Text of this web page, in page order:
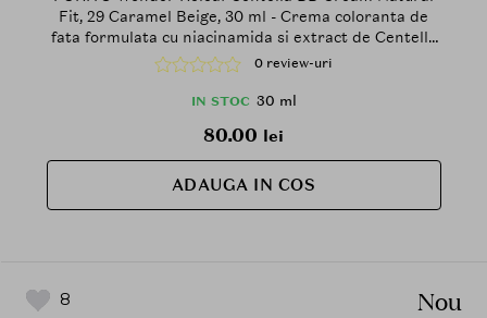
Fit, 29 Caramel Beige, 30 ml - Crema coloranta de
fata formulata cu niacinamida si extract de Centella
Asiatica, care contribuie la estomparea vizuala a
rosetii si a imperfectiunilor si la mentinerea unui
aspect uniform al tenului, SPF30 PA+++
0 review-uri
IN STOC 30 ml
80.00 lei
ADAUGA IN COS
8 Nou